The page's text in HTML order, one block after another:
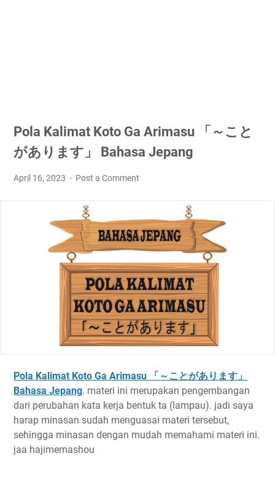
Pola Kalimat Koto Ga Arimasu 「～こと
があります」 Bahasa Jepang
April 16, 2023 Post a Comment
Pola Kalimat Koto Ga Arimasu 「～ことがあります」
Bahasa Jepang. materi ini merupakan pengembangan
dari perubahan kata kerja bentuk ta (lampau). jadi saya
harap minasan sudah menguasai materi tersebut,
sehingga minasan dengan mudah memahami materi ini.
jaa hajimemashou